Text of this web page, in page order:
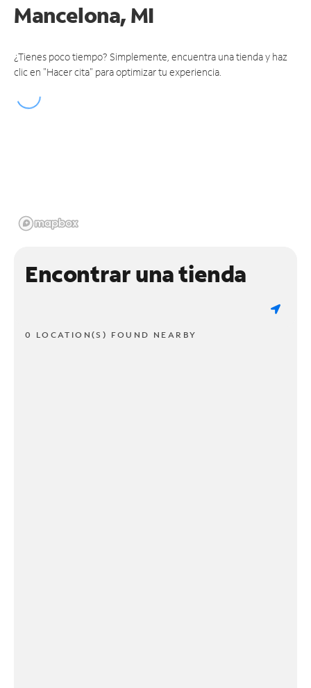
Mancelona, MI
¿Tienes poco tiempo? Simplemente, encuentra una tienda y haz
clic en "Hacer cita" para optimizar tu experiencia.
Encontrar una tienda
0 LOCATION(S) FOUND NEARBY